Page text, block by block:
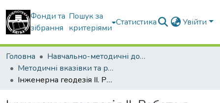
Фонди та
зібрання
Пошук за
критеріями
Статистика Увійти
Головна
Навчально-методичні документи
Методичні вказівки та рекомендації
Інженерна геодезія ІІ. Робота з електронним тахеометром Leica Geosystems TCR 405 [Електронний ресурс] : методичні вказівки